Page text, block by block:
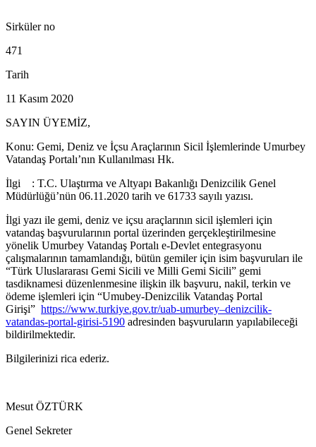
Sirküler no
471
Tarih
11 Kasım 2020
SAYIN ÜYEMİZ,
Konu: Gemi, Deniz ve İçsu Araçlarının Sicil İşlemlerinde Umurbey
Vatandaş Portalı’nın Kullanılması Hk.
İlgi : T.C. Ulaştırma ve Altyapı Bakanlığı Denizcilik Genel
Müdürlüğü’nün 06.11.2020 tarih ve 61733 sayılı yazısı.
İlgi yazı ile gemi, deniz ve içsu araçlarının sicil işlemleri için
vatandaş başvurularının portal üzerinden gerçekleştirilmesine
yönelik Umurbey Vatandaş Portalı e-Devlet entegrasyonu
çalışmalarının tamamlandığı, bütün gemiler için isim başvuruları ile
“Türk Uluslararası Gemi Sicili ve Milli Gemi Sicili” gemi
tasdiknamesi düzenlenmesine ilişkin ilk başvuru, nakil, terkin ve
ödeme işlemleri için “Umubey-Denizcilik Vatandaş Portal
Girişi” https://www.turkiye.gov.tr/uab-umurbey–denizcilik-
vatandas-portal-girisi-5190 adresinden başvuruların yapılabileceği
bildirilmektedir.
Bilgilerinizi rica ederiz.
Mesut ÖZTÜRK
Genel Sekreter